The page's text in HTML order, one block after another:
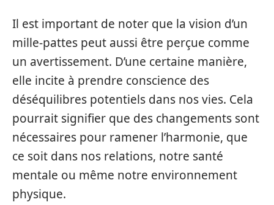
Il est important de noter que la vision d’un
mille-pattes peut aussi être perçue comme
un avertissement. D’une certaine manière,
elle incite à prendre conscience des
déséquilibres potentiels dans nos vies. Cela
pourrait signifier que des changements sont
nécessaires pour ramener l’harmonie, que
ce soit dans nos relations, notre santé
mentale ou même notre environnement
physique.